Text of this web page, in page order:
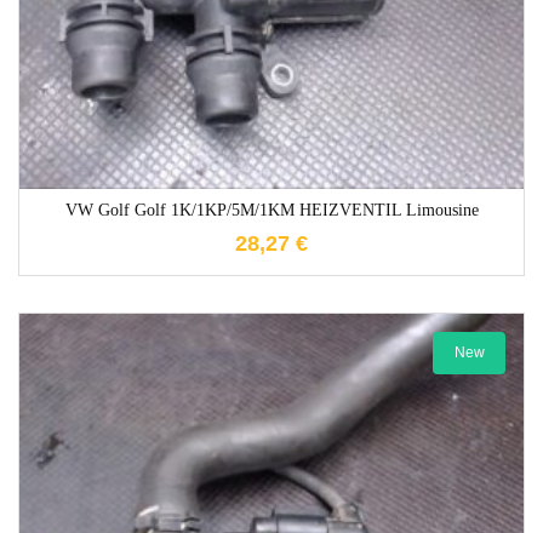
VW Golf Golf 1K/1KP/5M/1KM HEIZVENTIL Limousine
28,27 €
New